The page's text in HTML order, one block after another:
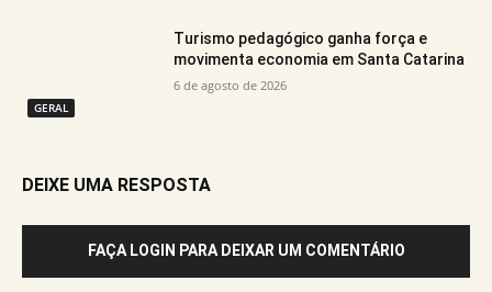
GERAL
Turismo pedagógico ganha força e
movimenta economia em Santa Catarina
6 de agosto de 2026
DEIXE UMA RESPOSTA
FAÇA LOGIN PARA DEIXAR UM COMENTÁRIO